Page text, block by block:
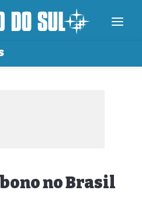
no Brasil